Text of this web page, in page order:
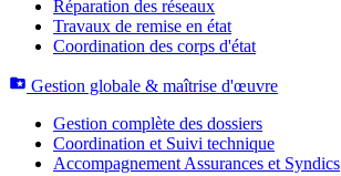
Réparation des réseaux
Travaux de remise en état
Coordination des corps d'état
Gestion globale & maîtrise d'œuvre
Gestion complète des dossiers
Coordination et Suivi technique
Accompagnement Assurances et Syndics